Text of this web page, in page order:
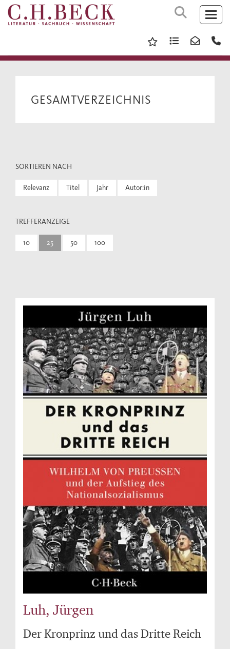
GESAMTVERZEICHNIS
SORTIEREN NACH
Relevanz Titel Jahr Autor:in
TREFFERANZEIGE
10 25 50 100
Luh, Jürgen
Der Kronprinz und das Dritte Reich